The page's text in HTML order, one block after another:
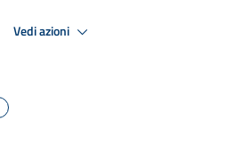
Vedi azioni